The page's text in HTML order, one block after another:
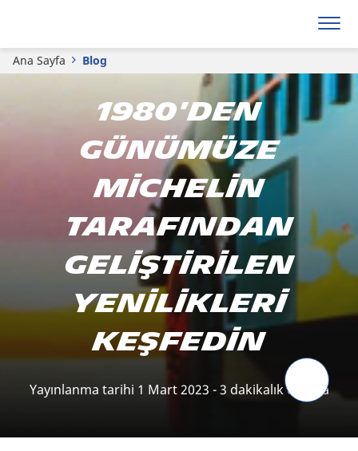
Ana Sayfa Blog
1980'den
günümüze
Michelin
tarafından
geliştirilen
yenilikleri
keşfedin
Yayınlanma tarihi 1 Mart 2023 - 3 dakikalık okuma